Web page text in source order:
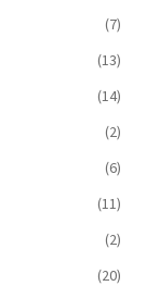
(7)
(13)
(14)
(2)
(6)
(11)
(2)
(20)